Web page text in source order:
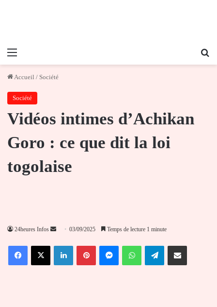
Menu
Accueil / Société
Société
Vidéos intimes d’Achikan
Goro : ce que dit la loi
togolaise
24heures Infos
Envoyer
courriel
03/09/2025 Temps de lecture 1 minute
FacebookX LinkedinPinterestMessengerWhatsAppTelegramPartager par email